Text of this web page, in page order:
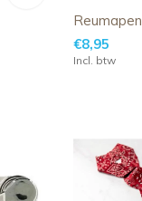
Reumapen
€8,95
Incl. btw